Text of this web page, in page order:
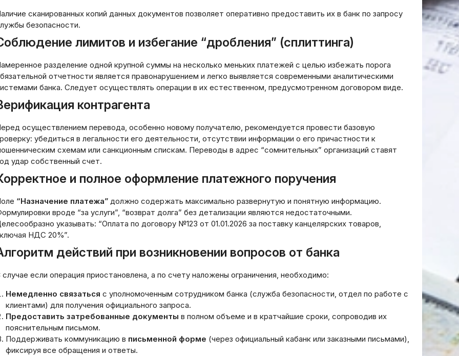
сканированных копий данных документов позволяет оперативно предоставить их в банк по запросу
безопасности.
лимитов и избегание “дробления” (сплиттинга)
разделение одной крупной суммы на несколько меньких платежей с целью избежать порога
отчетности является правонарушением и легко выявляется современными аналитическими
банка. Следует осуществлять операции в их естественном, предусмотренном договором виде.
контрагента
осуществлением перевода, особенно новому получателю, рекомендуется провести базовую
убедиться в легальности его деятельности, отсутствии информации о его причастности к
схемам или санкционным спискам. Переводы в адрес “сомнительных” организаций ставят
удар собственный счет.
и полное оформление платежного поручения
“Назначение платежа” должно содержать максимально развернутую и понятную информацию.
вроде “за услуги”, “возврат долга” без детализации являются недостаточными.
указывать: “Оплата по договору №123 от 01.01.2026 за поставку канцелярских товаров,
НДС 20%”.
действий при возникновении вопросов от банка
случае если операция приостановлена, а по счету наложены ограничения, необходимо:
Немедленно связаться с уполномоченным сотрудником банка (служба безопасности, отдел по работе с
клиентами) для получения официального запроса.
Предоставить затребованные документы в полном объеме и в кратчайшие сроки, сопроводив их
пояснительным письмом.
Поддерживать коммуникацию в письменной форме (через официальный кабанк или заказными письмами),
фиксируя все обращения и ответы.
открыть
счет
пошаговая
и ключевые
Как выбрать нишу для
бизнеса: стратегический
подход к успеху
19.03.2026
Сложный процент на
практике: механизмы,
20.03.2026